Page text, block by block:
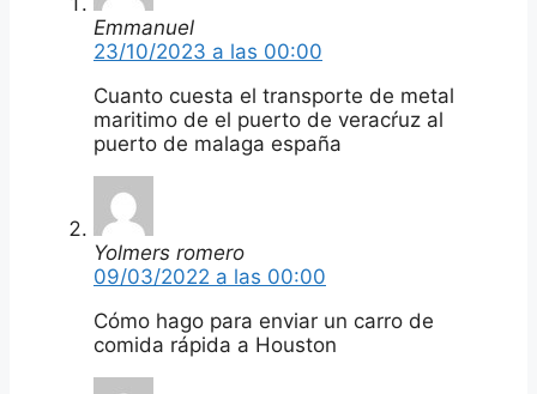
Emmanuel
23/10/2023 a las 00:00
Cuanto cuesta el transporte de metal
maritimo de el puerto de veracŕuz al
puerto de malaga españa
Yolmers romero
09/03/2022 a las 00:00
Cómo hago para enviar un carro de
comida rápida a Houston